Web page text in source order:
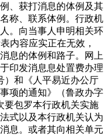
、获打消息的体例及其
称、联系体例。行政机
。向当事人申明相关环
内容应实正在无效，
息的体例和路子。网上
印发消息息处置费办理
）和《人平易近办公厅
项的通知》（鲁政办字
要包罗本行政机关实施
式以及本行政机关认为
息。或者其向相关单元